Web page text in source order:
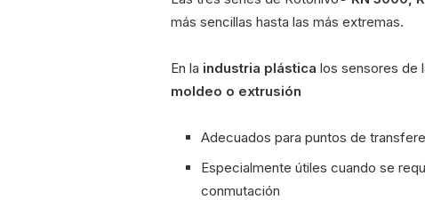
más sencillas hasta las más extremas.
En la industria plástica los sensores de
moldeo o extrusión
Adecuados para puntos de
Especialmente útiles cuando se
conmutación